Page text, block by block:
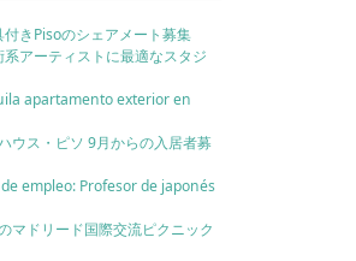
付きPisoのシェアメート募集
系アーティストに最適なスタジ
apartamento exterior en
ウス・ピソ 9月からの入居者募
empleo: Profesor de japonés
マドリード国際交流ピクニック